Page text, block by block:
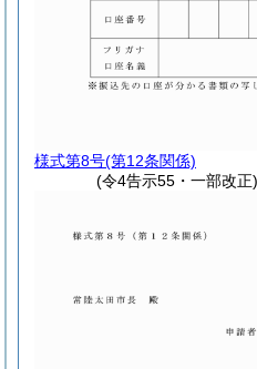
様式第8号(第12条関係)
(令4告示55・一部改正)